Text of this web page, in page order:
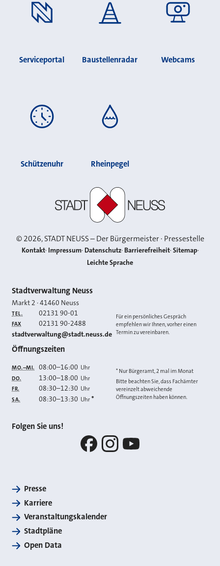
Serviceportal Baustellenradar Webcams
Schützenuhr Rheinpegel
©2026, STADT NEUSS – Der Bürgermeister · Pressestelle
Kontakt Impressum Datenschutz Barrierefreiheit Sitemap
Leichte Sprache
Kontakt
Stadtverwaltung Neuss
Markt 2 ·41460 Neuss
TEL. 02131 90-01
FAX 02131 90-2488
E-MAIL
stadtverwaltung@stadt.neuss.de
Für ein persönliches Gespräch
empfehlen wir Ihnen, vorher einen
Termin zu vereinbaren.
Öffnungszeiten
MO.–MI. 08:00–16:00 Uhr
DO. 13:00–18:00 Uhr
FR. 08:30–12:30 Uhr
SA. 08:30–13:30 Uhr *
* Nur Bürgeramt, 2 mal im Monat
Bitte beachten Sie, dass Fachämter
vereinzelt abweichende
Öffnungszeiten haben können.
Folgen Sie uns!
Presse
Karriere
Veranstaltungskalender
Stadtpläne
Open Data